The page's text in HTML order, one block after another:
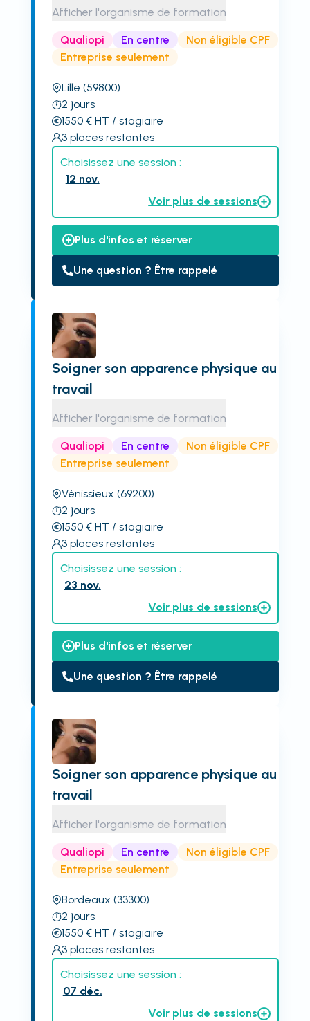
Afficher l'organisme de formation
Qualiopi En centre
Non éligible CPF
Entreprise seulement
Lille (59800)
2 jours
1550€ HT / stagiaire
3 places restantes
Choisissez une session :
12 nov.
Voir plus de sessions
Plus d'infos et réserver
Une question ? Être rappelé
Soigner son apparence physique au
travail
Afficher l'organisme de formation
Qualiopi En centre
Non éligible CPF
Entreprise seulement
Vénissieux (69200)
2 jours
1550€ HT / stagiaire
3 places restantes
Choisissez une session :
23 nov.
Voir plus de sessions
Plus d'infos et réserver
Une question ? Être rappelé
Soigner son apparence physique au
travail
Afficher l'organisme de formation
Qualiopi En centre
Non éligible CPF
Entreprise seulement
Bordeaux (33300)
2 jours
1550€ HT / stagiaire
3 places restantes
Choisissez une session :
07 déc.
Voir plus de sessions